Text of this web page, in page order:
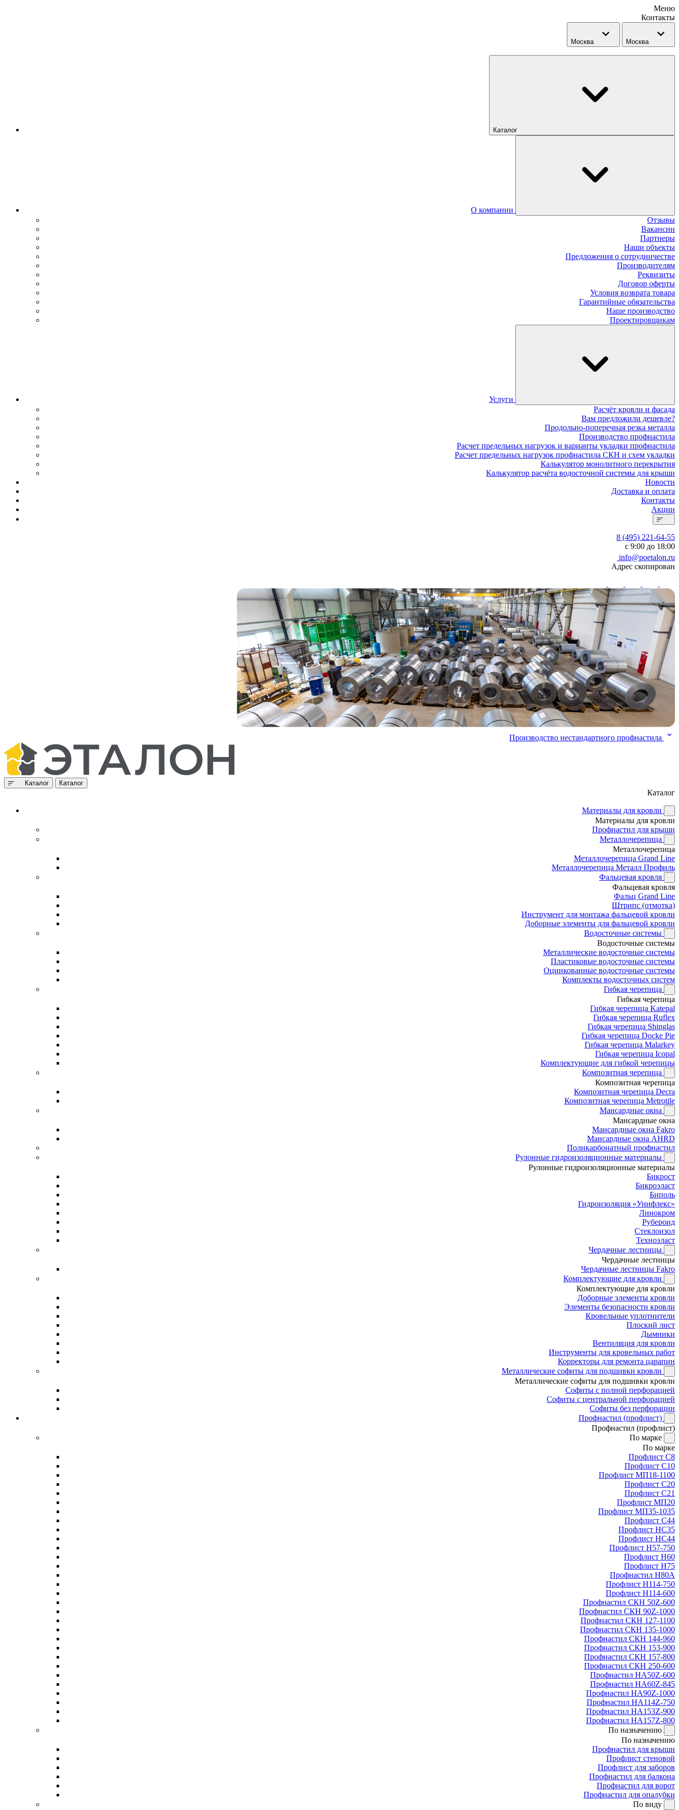
Меню
Контакты
Москва Москва
Каталог
О компании
Отзывы
Вакансии
Партнеры
Наши объекты
Предложения о сотрудничестве
Производителям
Реквизиты
Договор оферты
Условия возврата товара
Гарантийные обязательства
Наше производство
Проектировщикам
Услуги
Расчёт кровли и фасада
Вам предложили дешевле?
Продольно-поперечная резка металла
Производство профнастила
Расчет предельных нагрузок и варианты укладки профнастила
Расчет предельных нагрузок профнастила СКН и схем укладки
Калькулятор монолитного перекрытия
Калькулятор расчёта водосточной системы для крыши
Новости
Доставка и оплата
Контакты
Акции
8 (495) 221-64-55
с 9:00 до 18:00
info@poetalon.ru
Адрес скопирован
Производство нестандартного профнастила
Каталог Каталог
Каталог
Материалы для кровли
Материалы для кровли
Профнастил для крыши
Металлочерепица
Металлочерепица
Металлочерепица Grand Line
Металлочерепица Металл Профиль
Фальцевая кровля
Фальцевая кровля
Фальц Grand Line
Штрипс (отмотка)
Инструмент для монтажа фальцевой кровли
Доборные элементы для фальцевой кровли
Водосточные системы
Водосточные системы
Металлические водосточные системы
Пластиковые водосточные системы
Оцинкованные водосточные системы
Комплекты водосточных систем
Гибкая черепица
Гибкая черепица
Гибкая черепица Katepal
Гибкая черепица Ruflex
Гибкая черепица Shinglas
Гибкая черепица Docke Pie
Гибкая черепица Malarkey
Гибкая черепица Icopal
Комплектующие для гибкой черепицы
Композитная черепица
Композитная черепица
Композитная черепица Decra
Композитная черепица Metrotile
Мансардные окна
Мансардные окна
Мансардные окна Fakro
Мансардные окна AHRD
Поликарбонатный профнастил
Рулонные гидроизоляционные материалы
Рулонные гидроизоляционные материалы
Бикрост
Бикроэласт
Биполь
Гидроизоляция «Унифлекс»
Линокром
Рубероид
Стеклоизол
Техноэласт
Чердачные лестницы
Чердачные лестницы
Чердачные лестницы Fakro
Комплектующие для кровли
Комплектующие для кровли
Доборные элементы кровли
Элементы безопасности кровли
Кровельные уплотнители
Плоский лист
Дымники
Вентиляция для кровли
Инструменты для кровельных работ
Корректоры для ремонта царапин
Металлические софиты для подшивки кровли
Металлические софиты для подшивки кровли
Софиты с полной перфорацией
Софиты с центральной перфорацией
Софиты без перфорации
Профнастил (профлист)
Профнастил (профлист)
По марке
По марке
Профлист С8
Профлист С10
Профлист МП18-1100
Профлист С20
Профлист С21
Профлист МП20
Профлист МП35-1035
Профлист С44
Профлист НС35
Профлист НС44
Профлист Н57-750
Профлист Н60
Профлист Н75
Профнастил Н80А
Профлист Н114-750
Профлист Н114-600
Профнастил СКН 50Z-600
Профнастил СКН 90Z-1000
Профнастил СКН 127-1100
Профнастил СКН 135-1000
Профнастил СКН 144-960
Профнастил СКН 153-900
Профнастил СКН 157-800
Профнастил СКН 250-600
Профнастил НА50Z-600
Профнастил НА60Z-845
Профнастил НА90Z-1000
Профнастил НА114Z-750
Профнастил НА153Z-900
Профнастил НА157Z-800
По назначению
По назначению
Профнастил для крыши
Профлист стеновой
Профлист для заборов
Профнастил для балкона
Профнастил для ворот
Профнастил для опалубки
По виду